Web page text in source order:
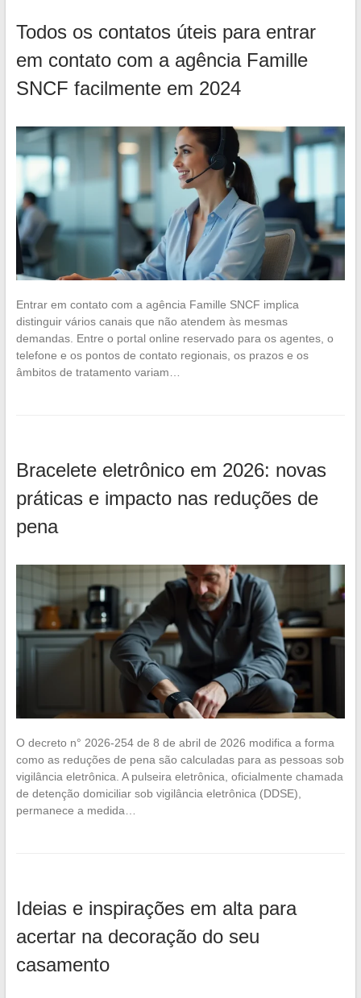
Todos os contatos úteis para entrar
em contato com a agência Famille
SNCF facilmente em 2024
Entrar em contato com a agência Famille SNCF implica
distinguir vários canais que não atendem às mesmas
demandas. Entre o portal online reservado para os agentes, o
telefone e os pontos de contato regionais, os prazos e os
âmbitos de tratamento variam…
Bracelete eletrônico em 2026: novas
práticas e impacto nas reduções de
pena
O decreto n° 2026-254 de 8 de abril de 2026 modifica a forma
como as reduções de pena são calculadas para as pessoas sob
vigilância eletrônica. A pulseira eletrônica, oficialmente chamada
de detenção domiciliar sob vigilância eletrônica (DDSE),
permanece a medida…
Ideias e inspirações em alta para
acertar na decoração do seu
casamento